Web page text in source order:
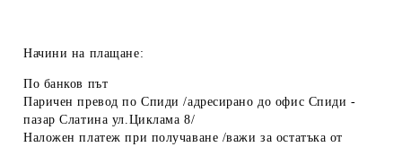
Начини на плащане:
По банков път
Паричен превод по Спиди /адресирано до офис Спиди -
пазар Слатина ул.Циклама 8/
Наложен платеж при получаване /важи за остатъка от